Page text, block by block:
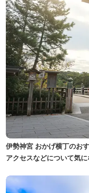
伊勢神宮 おかげ横丁のお
アクセスなどについて気